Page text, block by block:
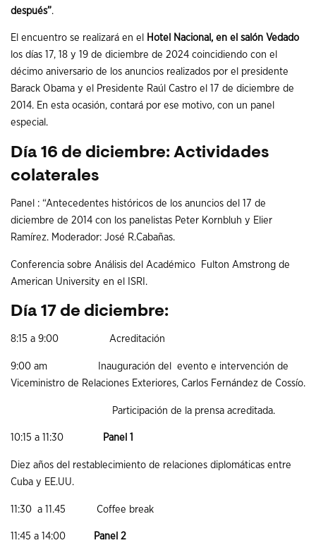
después”.
El encuentro se realizará en el
Hotel Nacional, en el salón Vedado
los días 17, 18 y 19 de diciembre de 2024 coincidiendo con el
décimo aniversario de los anuncios realizados por el presidente
Barack Obama y el Presidente Raúl Castro el 17 de diciembre de
2014. En esta ocasión, contará por ese motivo, con un panel
especial.
Día 16 de diciembre: Actividades
colaterales
Panel : “Antecedentes históricos de los anuncios del 17 de
diciembre de 2014 con los panelistas Peter Kornbluh y Elier
Ramírez. Moderador: José R.Cabañas.
Conferencia sobre Análisis del Académico Fulton Amstrong de
American University en el ISRI.
Día 17 de diciembre:
8:15 a 9:00 Acreditación
9:00 am Inauguración del evento e intervención de
Viceministro de Relaciones Exteriores, Carlos Fernández de Cossío.
Participación de la prensa acreditada.
10:15 a 11:30 Panel 1
Diez años del restablecimiento de relaciones diplomáticas entre
Cuba y EE.UU.
11:30 a 11.45 Coffee break
11:45 a 14:00 Panel 2